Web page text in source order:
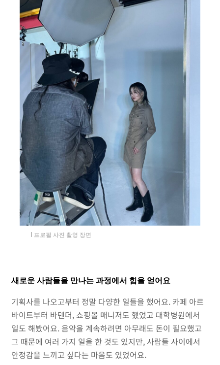
l 프로필 사진 촬영 장면
새로운 사람들을 만나는 과정에서 힘을 얻어요
기획사를 나오고부터 정말 다양한 일들을 했어요. 카페 아르
바이트부터 바텐더, 쇼핑몰 매니저도 했었고 대학병원에서
일도 해봤어요. 음악을 계속하려면 아무래도 돈이 필요했고
그 때문에 여러 가지 일을 한 것도 있지만, 사람들 사이에서
안정감을 느끼고 싶다는 마음도 있었어요.